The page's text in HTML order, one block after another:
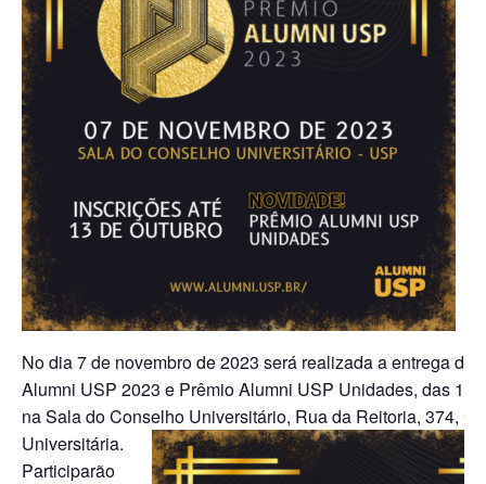
No dia 7 de novembro de 2023 será realizada a entrega do
Alumni USP 2023 e Prêmio Alumni USP Unidades, das
na Sala do Conselho Universitário, Rua da Reitoria, 374,
Universitária.
Participarão